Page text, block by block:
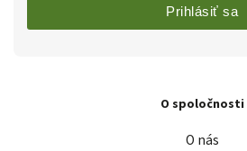
Prihlásiť sa
O spoločnosti
O nás